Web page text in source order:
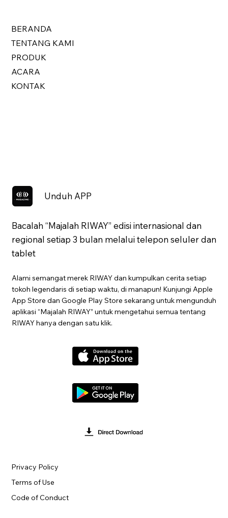
BERANDA
TENTANG KAMI
PRODUK
ACARA
KONTAK
Unduh APP
Bacalah “Majalah RIWAY” edisi internasional dan
regional setiap 3 bulan melalui telepon seluler dan
tablet
Alami semangat merek RIWAY dan kumpulkan cerita setiap
tokoh legendaris di setiap waktu, di manapun! Kunjungi Apple
App Store dan Google Play Store sekarang untuk mengunduh
aplikasi “Majalah RIWAY” untuk mengetahui semua tentang
RIWAY hanya dengan satu klik.
Terms of Use
Privacy Policy
Code of Conduct